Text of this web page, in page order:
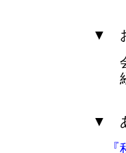
参考
▼ お
会議
経
▼ あ